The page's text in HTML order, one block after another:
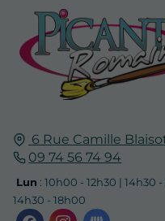
6 Rue Camille
09 74 56 74 94
Lun : 10h00 - 12h30 | 14h30
14h30 - 18h00